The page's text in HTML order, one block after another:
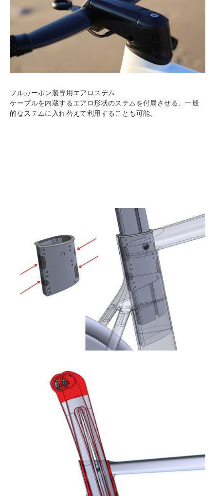
フルカーボン製専用エアロステム
ケーブルを内蔵するエアロ形状のステムを付属させる。一般
的なステムに入れ替えて利用することも可能。